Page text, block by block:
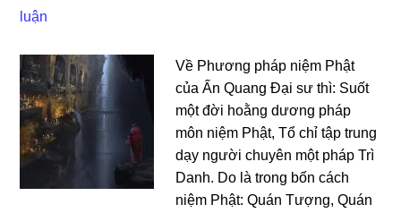
luận
Về Phương pháp niệm Phật
của Ấn Quang Đại sư thì: Suốt
một đời hoằng dương pháp
môn niệm Phật, Tổ chỉ tập trung
dạy người chuyên một pháp Trì
Danh. Do là trong bốn cách
niệm Phật: Quán Tượng, Quán